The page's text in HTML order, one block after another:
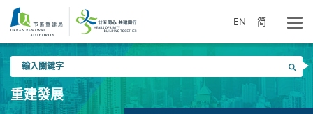
要
內
EN 简
入
關
鍵
搜尋
重建發展